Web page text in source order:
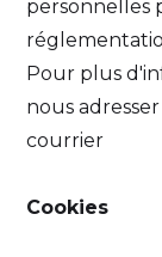
personnelles
Pour plus
nous
courrier
Cookies